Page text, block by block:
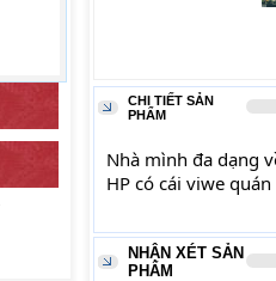
CHI TIẾT SẢN
PHẨM
Nhà mình đa dạng
HP có cái viwe
NHẬN XÉT SẢN
PHẨM